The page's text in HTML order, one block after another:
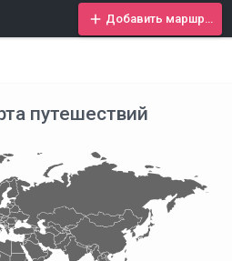
путешествий